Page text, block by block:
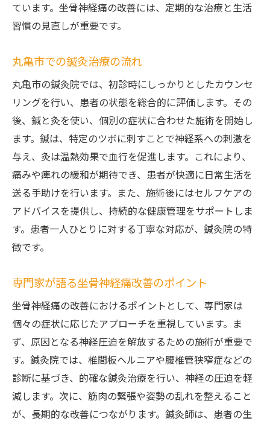
ています。坐骨神経痛の改善には、定期的な治療と生活
習慣の見直しが重要です。
丸亀市での鍼灸治療の流れ
丸亀市の鍼灸院では、初診時にしっかりとしたカウンセ
リングを行い、患者の状態を総合的に評価します。その
後、鍼と灸を使い、個別の症状に合わせた施術を開始し
ます。鍼は、特定のツボに刺すことで神経系への刺激を
与え、灸は温熱効果で血行を促進します。これにより、
痛みや痺れの緩和が期待でき、患者が快適に日常生活を
送る手助けを行います。また、施術後にはセルフケアの
アドバイスを提供し、持続的な健康管理をサポートしま
す。患者一人ひとりに対する丁寧な対応が、鍼灸院の特
徴です。
専門家が語る坐骨神経痛改善のポイント
坐骨神経痛の改善におけるポイントとして、専門家は
個々の症状に応じたアプローチを重視しています。ま
ず、原因となる神経圧迫を解放するための施術が重要で
す。鍼灸院では、椎間板ヘルニアや腰椎管狭窄症などの
診断に基づき、的確な鍼灸治療を行い、神経の圧迫を軽
減します。次に、筋肉の緊張や姿勢の乱れを整えること
が、長期的な改善につながります。鍼灸師は、患者の生